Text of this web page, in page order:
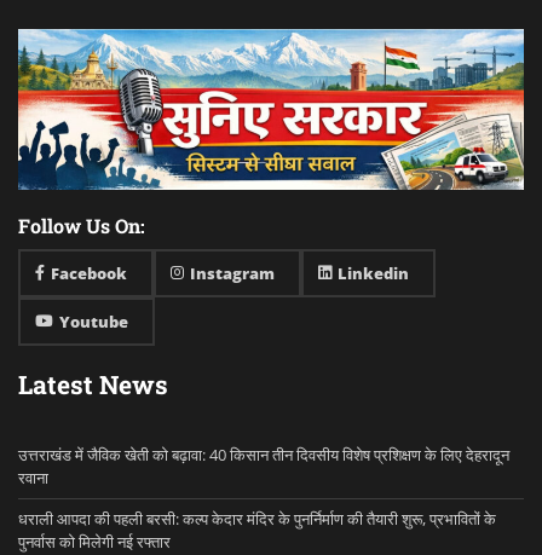
Follow Us On:
Facebook Instagram Linkedin
Youtube
Latest News
उत्तराखंड में जैविक खेती को बढ़ावा: 40 किसान तीन दिवसीय विशेष प्रशिक्षण के लिए देहरादून
रवाना
धराली आपदा की पहली बरसी: कल्प केदार मंदिर के पुनर्निर्माण की तैयारी शुरू, प्रभावितों के
पुनर्वास को मिलेगी नई रफ्तार